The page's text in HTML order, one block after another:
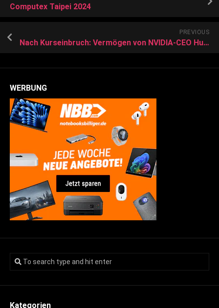
Computex Taipei 2024
PREVIOUS
Nach Kurseinbruch: Vermögen von NVIDIA-CEO Huang fällt unter 100 Milliarden US-Dollar
WERBUNG
Kategorien